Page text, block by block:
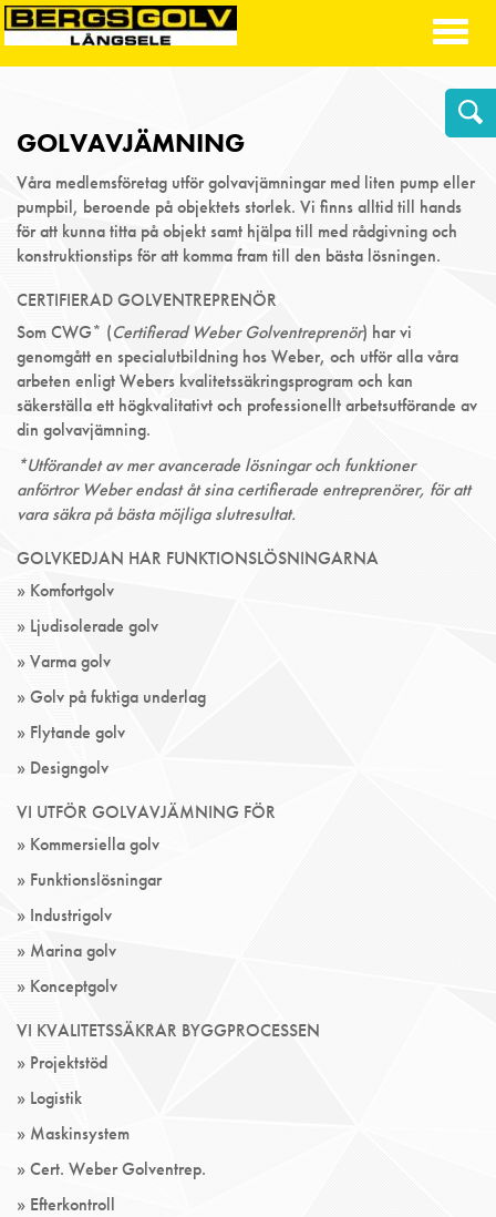
Toggle
GOLVAVJÄMNING
Våra medlemsföretag utför golvavjämningar med liten pump eller
pumpbil, beroende på objektets storlek. Vi finns alltid till hands
för att kunna titta på objekt samt hjälpa till med rådgivning och
konstruktionstips för att komma fram till den bästa lösningen.
CERTIFIERAD GOLVENTREPRENÖR
Som CWG* (Certifierad Weber Golventreprenör) har vi
genomgått en specialutbildning hos Weber, och utför alla våra
arbeten enligt Webers kvalitetssäkringsprogram och kan
säkerställa ett högkvalitativt och professionellt arbetsutförande av
din golvavjämning.
*Utförandet av mer avancerade lösningar och funktioner
anförtror Weber endast åt sina certifierade entreprenörer, för att
vara säkra på bästa möjliga slutresultat.
GOLVKEDJAN HAR FUNKTIONSLÖSNINGARNA
» Komfortgolv
» Ljudisolerade golv
» Varma golv
» Golv på fuktiga underlag
» Flytande golv
» Designgolv
VI UTFÖR GOLVAVJÄMNING FÖR
» Kommersiella golv
» Funktionslösningar
» Industrigolv
» Marina golv
» Konceptgolv
VI KVALITETSSÄKRAR BYGGPROCESSEN
» Projektstöd
» Logistik
» Maskinsystem
» Cert. Weber Golventrep.
» Efterkontroll